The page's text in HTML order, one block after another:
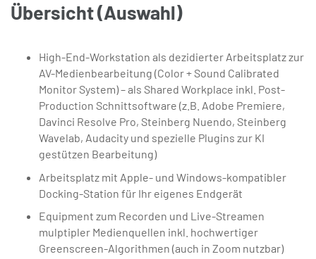
Übersicht (Auswahl)
High-End-Workstation als dezidierter Arbeitsplatz zur
AV-Medienbearbeitung (Color + Sound Calibrated
Monitor System) – als Shared Workplace inkl. Post-
Production Schnittsoftware (z.B. Adobe Premiere,
Davinci Resolve Pro, Steinberg Nuendo, Steinberg
Wavelab, Audacity und spezielle Plugins zur KI
gestützen Bearbeitung)
Arbeitsplatz mit Apple- und Windows-kompatibler
Docking-Station für Ihr eigenes Endgerät
Equipment zum Recorden und Live-Streamen
mulptipler Medienquellen inkl. hochwertiger
Greenscreen-Algorithmen (auch in Zoom nutzbar)